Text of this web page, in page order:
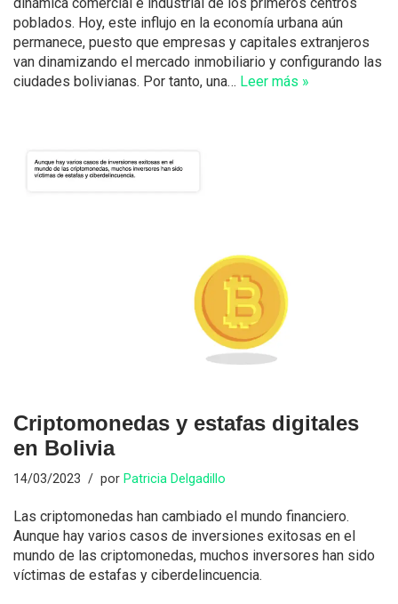
dinámica comercial e industrial de los primeros centros
poblados. Hoy, este influjo en la economía urbana aún
permanece, puesto que empresas y capitales extranjeros
van dinamizando el mercado inmobiliario y configurando las
ciudades bolivianas. Por tanto, una… Leer más »
Criptomonedas y estafas digitales
en Bolivia
14/03/2023 por Patricia Delgadillo
Las criptomonedas han cambiado el mundo financiero.
Aunque hay varios casos de inversiones exitosas en el
mundo de las criptomonedas, muchos inversores han sido
víctimas de estafas y ciberdelincuencia.